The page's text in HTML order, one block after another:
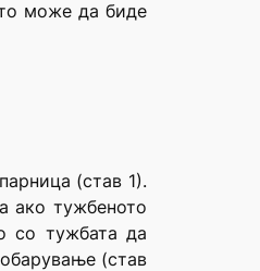
може да биде
(став 1).
ако тужбеното
со тужбата да
(став